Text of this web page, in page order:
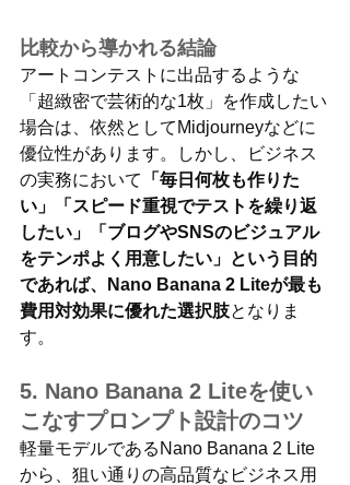
比較から導かれる結論
アートコンテストに出品するような
「超緻密で芸術的な1枚」を作成したい
場合は、依然としてMidjourneyなどに
優位性があります。しかし、ビジネス
の実務において
「毎日何枚も作りた
い」「スピード重視でテストを繰り返
したい」「ブログやSNSのビジュアル
をテンポよく用意したい」という目的
であれば、Nano Banana 2 Liteが最も
費用対効果に優れた選択肢となりま
す。
5. Nano Banana 2 Liteを使い
こなすプロンプト設計のコツ
軽量モデルであるNano Banana 2 Lite
から、狙い通りの高品質なビジネス用